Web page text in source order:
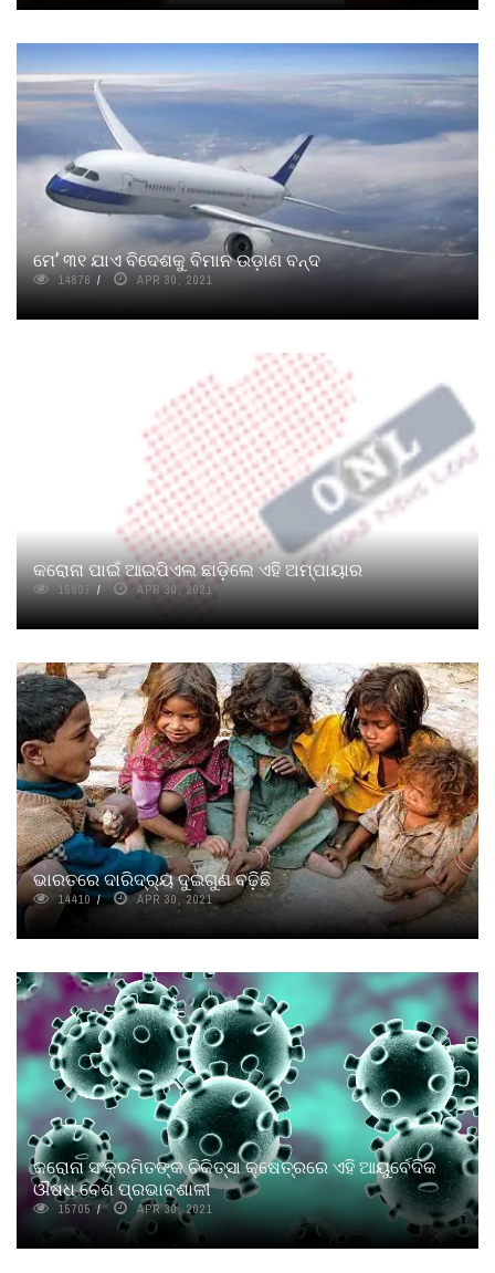
ମେ’ ୩୧ ଯାଏ ବିଦେଶକୁ ବିମାନ ଉଡ଼ାଣ ବନ୍ଦ
14876 APR 30, 2021
କରୋନା ପାଇଁ ଆଇପିଏଲ ଛାଡ଼ିଲେ ଏହି ଅମ୍ପାୟାର
15807 APR 30, 2021
ଭାରତରେ ଦାରିଦ୍ର୍ୟ ଦୁଇଗୁଣ ବଢ଼ିଛି
14410 APR 30, 2021
କରୋନା ସଂକ୍ରମିତଙ୍କ ଚିକିତ୍ସା କ୍ଷେତ୍ରରେ ଏହି ଆୟୁର୍ବେଦିକ
ଔଷଧ ବେଶ ପ୍ରଭାବଶାଳୀ
15705 APR 30, 2021